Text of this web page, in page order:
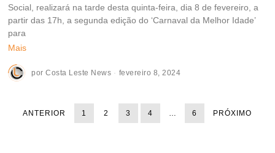
Social, realizará na tarde desta quinta-feira, dia 8 de fevereiro, a
partir das 17h, a segunda edição do ‘Carnaval da Melhor Idade’
para
Mais
porCosta Leste News fevereiro 8, 2024
ANTERIOR 1 2 3 4 … 6 PRÓXIMO